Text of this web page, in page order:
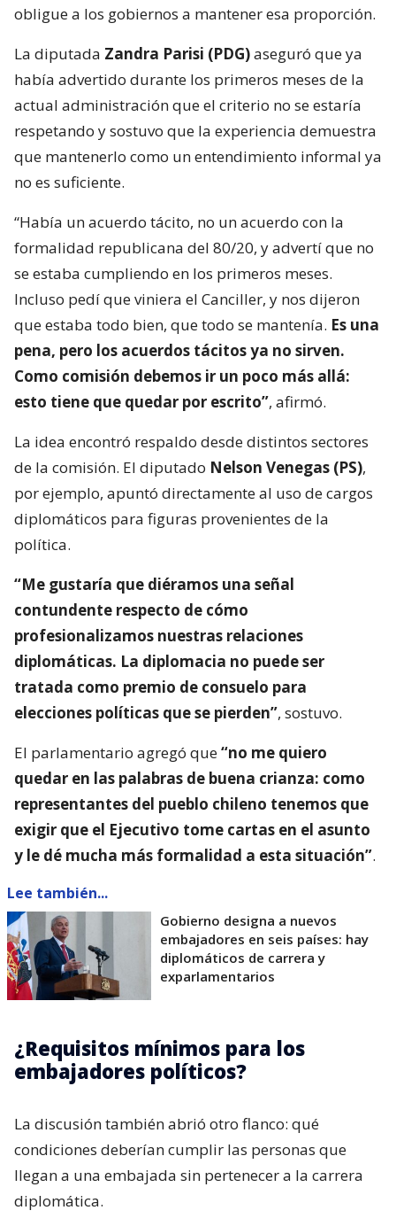
obligue a los gobiernos a mantener esa proporción.
La diputada Zandra Parisi (PDG)aseguró que ya
había advertido durante los primeros meses de la
actual administración que el criterio no se estaría
respetando y sostuvo que la experiencia demuestra
que mantenerlo como un entendimiento informal ya
no es suficiente.
“Había un acuerdo tácito, no un acuerdo con la
formalidad republicana del 80/20, y advertí que no
se estaba cumpliendo en los primeros meses.
Incluso pedí que viniera el Canciller, y nos dijeron
que estaba todo bien, que todo se mantenía. Es una
pena, pero los acuerdos tácitos ya no sirven.
Como comisión debemos ir un poco más allá:
esto tiene que quedar por escrito”, afirmó.
La idea encontró respaldo desde distintos sectores
de la comisión. El diputado Nelson Venegas (PS),
por ejemplo, apuntó directamente al uso de cargos
diplomáticos para figuras provenientes de la
política.
“Me gustaría que diéramos una señal
contundente respecto de cómo
profesionalizamos nuestras relaciones
diplomáticas. La diplomacia no puede ser
tratada como premio de consuelo para
elecciones políticas que se pierden”, sostuvo.
El parlamentario agregó que“no me quiero
quedar en las palabras de buena crianza: como
representantes del pueblo chileno tenemos que
exigir que el Ejecutivo tome cartas en el asunto
y le dé mucha más formalidad a esta situación”.
Lee también...
Gobierno designa a nuevos
embajadores en seis países: hay
diplomáticos de carrera y
exparlamentarios
¿Requisitos mínimos para los
embajadores políticos?
La discusión también abrió otro flanco: qué
condiciones deberían cumplir las personas que
llegan a una embajada sin pertenecer a la carrera
diplomática.